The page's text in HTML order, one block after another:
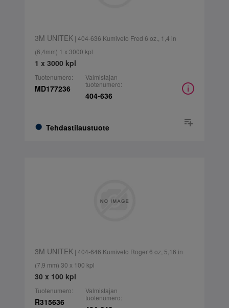
3M UNITEK| 404-636 Kumiveto Fred 6 oz., 1,4 in
(6,4mm) 1 x 3000 kpl
1 x 3000 kpl
Tuotenumero:
MD177236
Tehdastilaustuote
Valmistajan
tuotenumero:
404-636
3M UNITEK| 404-646 Kumiveto Roger 6 oz, 5,16 in
(7,9 mm) 30 x 100 kpl
30 x 100 kpl
Tuotenumero:
R315636
Valmistajan
tuotenumero: